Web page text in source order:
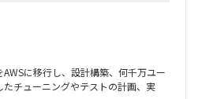
に移行し、設計構築、何千万ユー
チューニングやテストの計画、実